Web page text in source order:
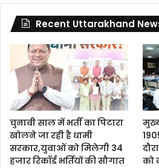
Recent Uttarakhand
चुनावी साल में भर्ती का पिटारा
खोलने जा रही है धामी
सरकार,युवाओं को मिलेगी 34
हजार रिकॉर्ड भर्तियों की सौगात
को